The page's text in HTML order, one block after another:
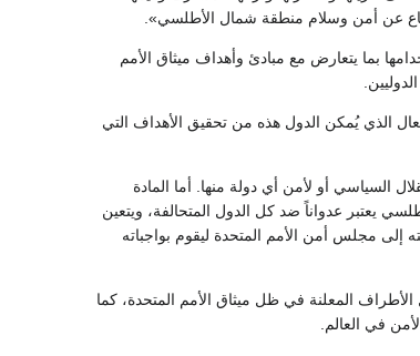
عن أمن وسلام منطقة شمال الأطلسي».
بما يتعارض مع مبادئ وأهداف ميثاق الأمم
الذي يُمكن الدول هذه من تحقيق الأهداف التي
السياسي أو لأمن أي دولة منها. أما المادة
يعتبر عدواناً ضد كل الدول المتحالفة، ويتعين
إلى مجلس أمن الأمم المتحدة ليقوم بواجباته
المعلنة في ظل ميثاق الأمم المتحدة، كما
في العالم.